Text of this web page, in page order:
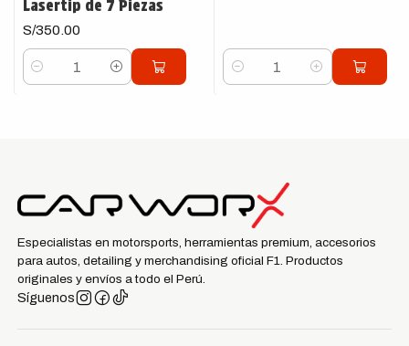
Lasertip de 7 Piezas
S/350.00
Cantidad Cantidad
Especialistas en motorsports, herramientas premium, accesorios
para autos, detailing y merchandising oficial F1. Productos
originales y envíos a todo el Perú.
Síguenos